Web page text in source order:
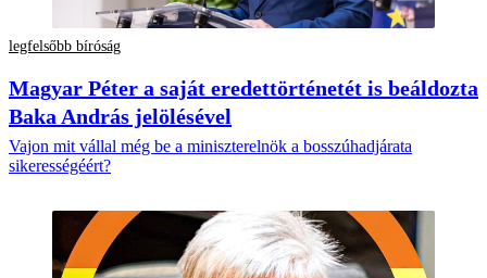
legfelsőbb bíróság
Magyar Péter a saját eredettörténetét is beáldozta
Baka András jelölésével
Vajon mit vállal még be a miniszterelnök a bosszúhadjárata
sikerességéért?